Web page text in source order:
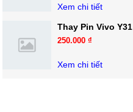
Xem chi tiết
Thay Pin Vivo Y31
250.000 ₫
Xem chi tiết